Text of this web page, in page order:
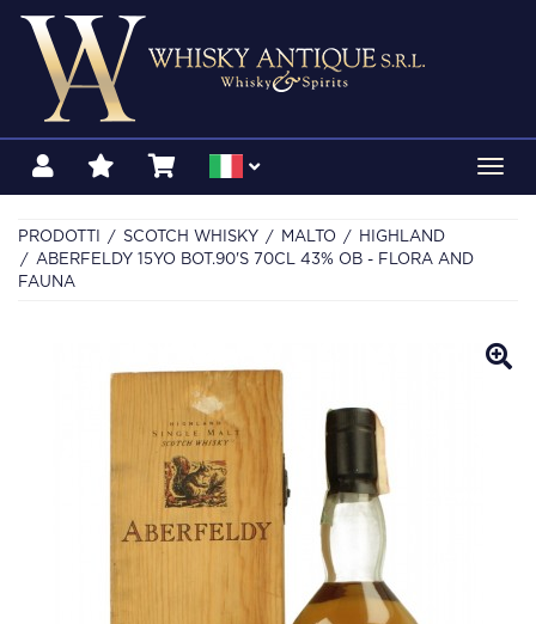
PRODOTTI SCOTCH WHISKY MALTO
HIGHLAND
ABERFELDY 15YO BOT.90'S 70CL 43% OB - FLORA AND
FAUNA